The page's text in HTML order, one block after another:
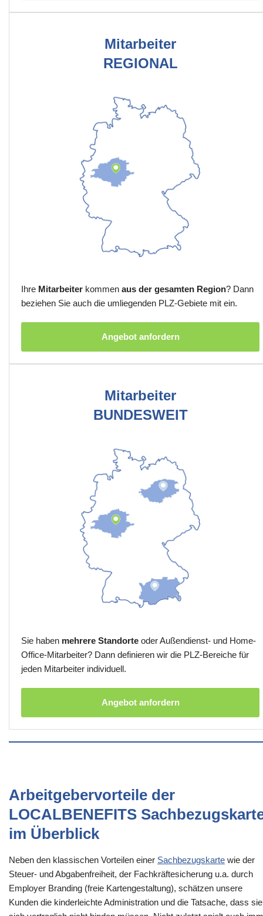
Mitarbeiter
REGIONAL
Ihre Mitarbeiter kommen aus der gesamten Region? Dann
beziehen Sie auch die umliegenden PLZ-Gebiete mit ein.
Angebot anfordern
Mitarbeiter
BUNDESWEIT
Sie haben mehrere Standorte oder Außendienst- und Home-
Office-Mitarbeiter? Dann definieren wir die PLZ-Bereiche für
jeden Mitarbeiter individuell.
Angebot anfordern
Arbeitgebervorteile der
LOCALBENEFITS
im Überblick
Neben den klassischen Vorteilen einer Sachbezugskarte wie der
Steuer- und Abgabenfreiheit, der Fachkräftesicherung u.a. durch
Employer Branding (freie Kartengestaltung), schätzen unsere
Kunden die kinderleichte Administration und die Tatsache, dass sie